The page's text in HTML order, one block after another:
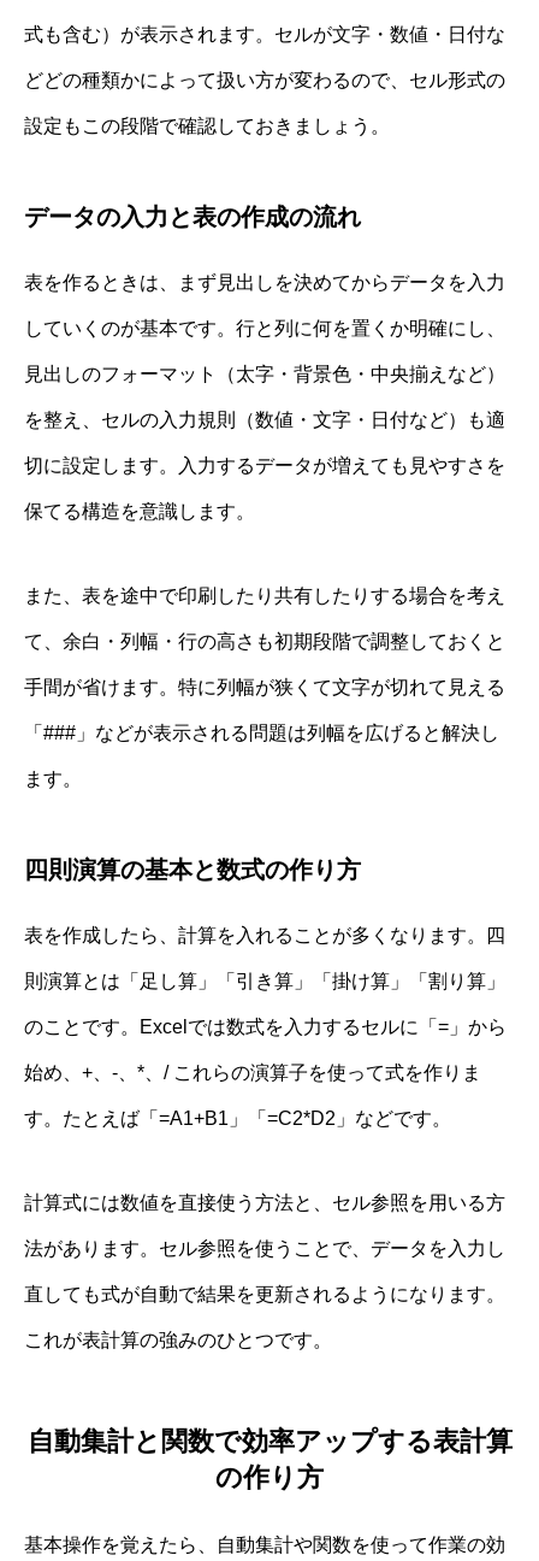
式も含む）が表示されます。セルが文字・数値・日付な
どどの種類かによって扱い方が変わるので、セル形式の
設定もこの段階で確認しておきましょう。
データの入力と表の作成の流れ
表を作るときは、まず見出しを決めてからデータを入力
していくのが基本です。行と列に何を置くか明確にし、
見出しのフォーマット（太字・背景色・中央揃えなど）
を整え、セルの入力規則（数値・文字・日付など）も適
切に設定します。入力するデータが増えても見やすさを
保てる構造を意識します。
また、表を途中で印刷したり共有したりする場合を考え
て、余白・列幅・行の高さも初期段階で調整しておくと
手間が省けます。特に列幅が狭くて文字が切れて見える
「###」などが表示される問題は列幅を広げると解決し
ます。
四則演算の基本と数式の作り方
表を作成したら、計算を入れることが多くなります。四
則演算とは「足し算」「引き算」「掛け算」「割り算」
のことです。Excelでは数式を入力するセルに「=」から
始め、+、-、*、/ これらの演算子を使って式を作りま
す。たとえば「=A1+B1」「=C2*D2」などです。
計算式には数値を直接使う方法と、セル参照を用いる方
法があります。セル参照を使うことで、データを入力し
直しても式が自動で結果を更新されるようになります。
これが表計算の強みのひとつです。
自動集計と関数で効率アップする表計算
の作り方
基本操作を覚えたら、自動集計や関数を使って作業の効